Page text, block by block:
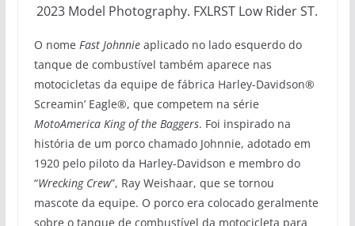
2023 Model Photography. FXLRST Low Rider ST.
O nome Fast Johnnieaplicado no lado esquerdo do
tanque de combustível também aparece nas
motocicletas da equipe de fábrica Harley-Davidson®
Screamin’ Eagle®, que competem na série
MotoAmerica King of the Baggers. Foi inspirado na
história de um porco chamado Johnnie, adotado em
1920 pelo piloto da Harley-Davidson e membro do
“Wrecking Crew”, Ray Weishaar, que se tornou
mascote da equipe. O porco era colocado geralmente
sobre o tanque de combustível da motocicleta para